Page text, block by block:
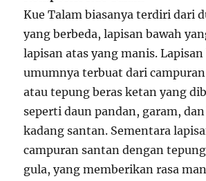
Kue Talam biasanya terdiri dari
yang berbeda, lapisan bawah
lapisan atas yang manis. Lapisan
umumnya terbuat dari
atau tepung beras ketan yang
seperti daun pandan, garam,
kadang santan. Sementara
campuran santan dengan
gula, yang memberikan rasa